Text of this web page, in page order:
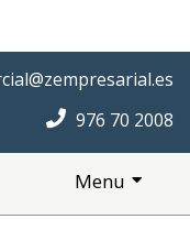
976 70 2008
Menu